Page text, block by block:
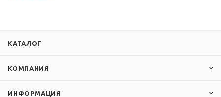
КАТАЛОГ
КОМПАНИЯ
ИНФОРМАЦИЯ